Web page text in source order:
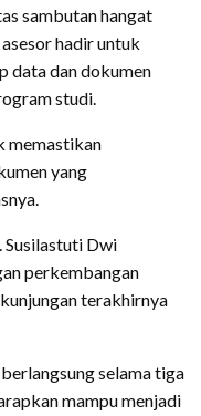
sambutan hangat
hadir untuk
data dan dokumen
studi.
memastikan
yang
Susilastuti Dwi
perkembangan
terakhirnya
selama tiga
mampu menjadi